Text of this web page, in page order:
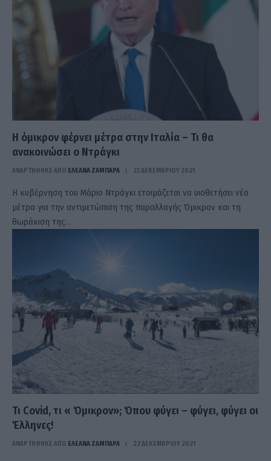
Η όμικρον φέρνει μέτρα στην Ιταλία – Τι θα
ανακοινώσει ο Ντράγκι
ΑΝΑΡΤΗΘΗΚΕ ΑΠΟ ΕΛΕΑΝΑ ΖΑΜΠΑΡΑ 23 ΔΕΚΕΜΒΡΊΟΥ 2021
Η κυβέρνηση του Μάριο Ντράγκι ετοιμάζεται να υιοθετήσει νέα
μέτρα για την αντιμετώπιση της παραλλαγής Όμικρον και τη
θωράκιση της…
Τι Covid, τι « Όμικρον»; Όπου φύγει – φύγει, φύγει οι
Έλληνες!
ΑΝΑΡΤΗΘΗΚΕ ΑΠΟ ΕΛΕΑΝΑ ΖΑΜΠΑΡΑ 22 ΔΕΚΕΜΒΡΊΟΥ 2021